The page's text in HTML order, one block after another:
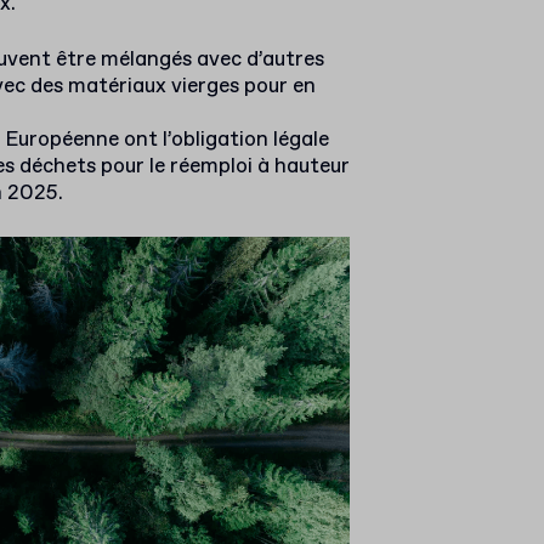
être mélangés avec d’autres
des matériaux vierges pour en
ont l’obligation légale
déchets pour le réemploi à hauteur
2025.